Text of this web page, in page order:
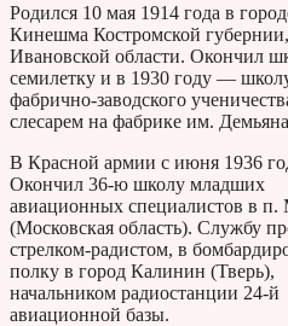
Родился 10 мая 1914 года в
Кинешма Костромской
Ивановской области. Окончил
семилетку и в 1930 году —
фабрично-заводского
слесарем на фабрике им.
В Красной армии с июня 1936
Окончил 36-ю школу младших
авиационных специалистов в
(Московская область). Службу
стрелком-радистом, в
полку в город Калинин (Тверь),
начальником радиостанции 24-й
авиационной базы.